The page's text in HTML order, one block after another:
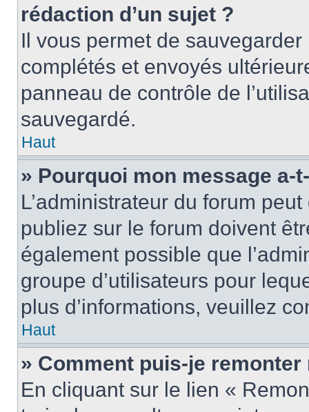
rédaction d’un sujet ?
Il vous permet de
complétés et envoyés
panneau de contrôle de
sauvegardé.
Haut
» Pourquoi mon message a-
L’administrateur du forum
publiez sur le forum doivent
également possible que
groupe d’utilisateurs pour
plus d’informations, veuillez
Haut
» Comment puis-je
En cliquant sur le lien «